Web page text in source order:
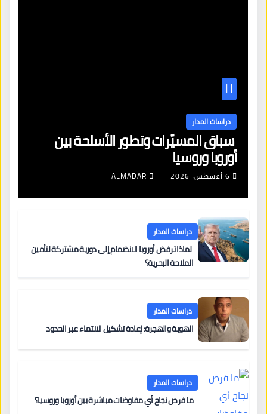
دراسات المدار
سباق المسيّرات وتطور الأسلحة بين
أوروبا وروسيا
6 أغسطس، 2026 ALMADAR
دراسات المدار
لماذا ترفض أوروبا الانضمام إلى دورية مشتركة لتأمين
الملاحة البحرية؟
دراسات المدار
الهوية والهجرة: إعادة تشكيل الانتماء عبر الحدود
دراسات المدار
ما فرص نجاح أي مفاوضات مباشرة بين أوروبا وروسيا؟